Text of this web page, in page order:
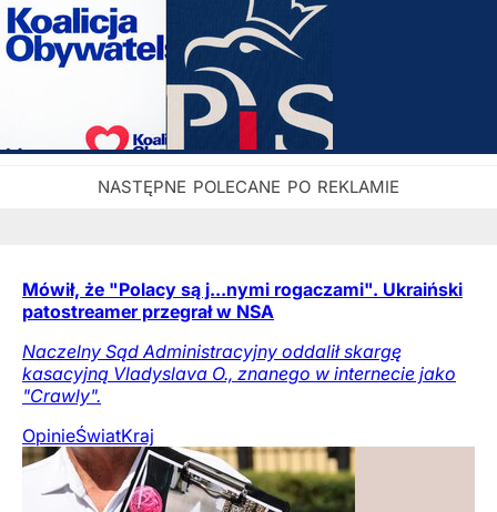
Mówił, że "Polacy są j...nymi rogaczami". Ukraiński
patostreamer przegrał w NSA
Naczelny Sąd Administracyjny oddalił skargę
kasacyjną Vladyslava O., znanego w internecie jako
"Crawly".
OpinieŚwiatKraj